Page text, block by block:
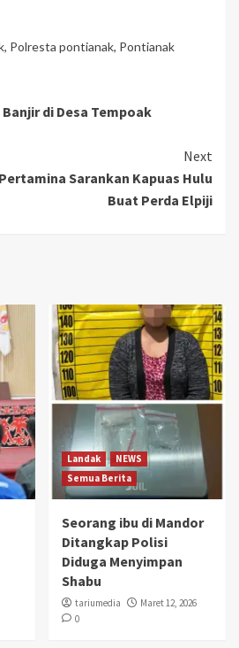
, Polresta pontianak, Pontianak
di Desa Tempoak
Next
Sarankan Kapuas Hulu
Buat Perda Elpiji
Landak
NEWS
Semua Berita
Seorang ibu di Mandor
Ditangkap Polisi
Diduga Menyimpan
Shabu
tariumedia
Maret 12, 2026
0